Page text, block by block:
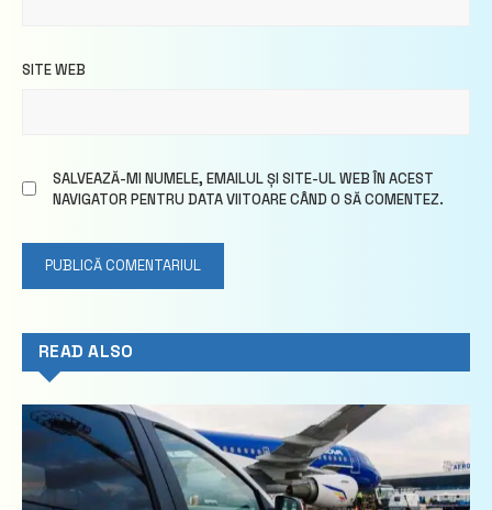
SITE WEB
SALVEAZĂ-MI NUMELE, EMAILUL ȘI SITE-UL WEB ÎN ACEST
NAVIGATOR PENTRU DATA VIITOARE CÂND O SĂ COMENTEZ.
READ ALSO